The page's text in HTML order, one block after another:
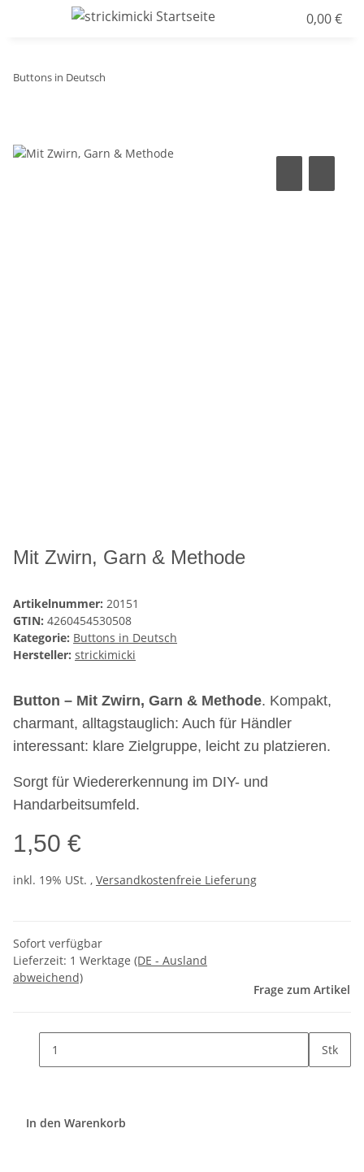
0,00 €
Buttons in Deutsch
Mit Zwirn, Garn & Methode
Artikelnummer: 20151
GTIN: 4260454530508
Kategorie: Buttons in Deutsch
Hersteller: strickimicki
Button – Mit Zwirn, Garn & Methode. Kompakt,
charmant, alltagstauglich: Auch für Händler
interessant: klare Zielgruppe, leicht zu platzieren.
Sorgt für Wiedererkennung im DIY- und
Handarbeitsumfeld.
1,50 €
inkl. 19% USt. , Versandkostenfreie Lieferung
Sofort verfügbar
Lieferzeit: 1 Werktage (DE - Ausland
abweichend)
Frage zum Artikel
Stk
In den Warenkorb